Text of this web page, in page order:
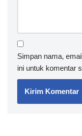
Simpan nama,
ini untuk komentar